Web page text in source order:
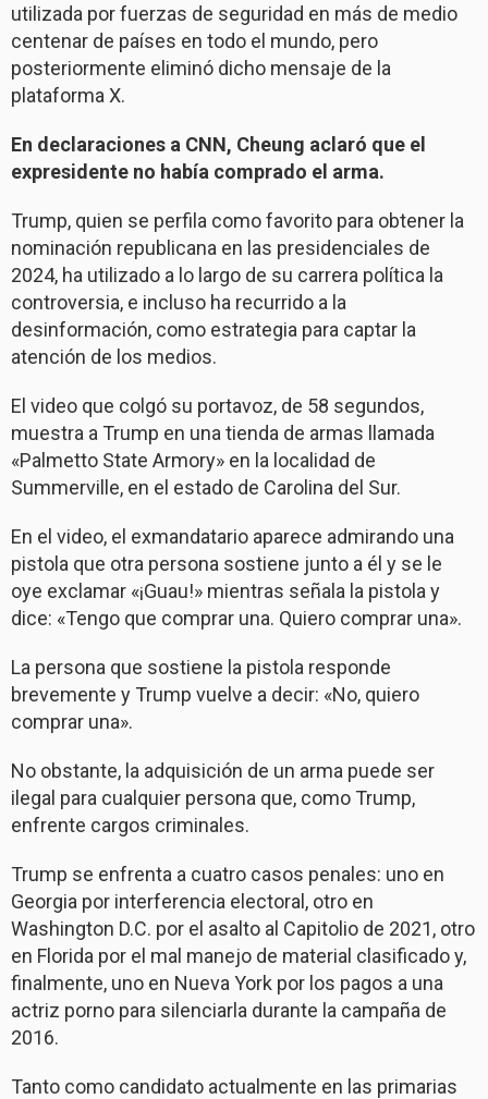
utilizada por fuerzas de seguridad en más de medio
centenar de países en todo el mundo, pero
posteriormente eliminó dicho mensaje de la
plataforma X.
En declaraciones a CNN, Cheung aclaró que el
expresidente no había comprado el arma.
Trump, quien se perfila como favorito para obtener la
nominación republicana en las presidenciales de
2024, ha utilizado a lo largo de su carrera política la
controversia, e incluso ha recurrido a la
desinformación, como estrategia para captar la
atención de los medios.
El video que colgó su portavoz, de 58 segundos,
muestra a Trump en una tienda de armas llamada
«Palmetto State Armory» en la localidad de
Summerville, en el estado de Carolina del Sur.
En el video, el exmandatario aparece admirando una
pistola que otra persona sostiene junto a él y se le
oye exclamar «¡Guau!» mientras señala la pistola y
dice: «Tengo que comprar una. Quiero comprar una».
La persona que sostiene la pistola responde
brevemente y Trump vuelve a decir: «No, quiero
comprar una».
No obstante, la adquisición de un arma puede ser
ilegal para cualquier persona que, como Trump,
enfrente cargos criminales.
Trump se enfrenta a cuatro casos penales: uno en
Georgia por interferencia electoral, otro en
Washington D.C. por el asalto al Capitolio de 2021, otro
en Florida por el mal manejo de material clasificado y,
finalmente, uno en Nueva York por los pagos a una
actriz porno para silenciarla durante la campaña de
2016.
Tanto como candidato actualmente en las primarias